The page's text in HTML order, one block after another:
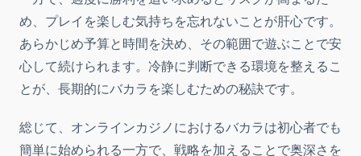
め、プレイを楽しむ気持ちを忘れないことが肝心です。
あらかじめ予算と時間を決め、その範囲で遊ぶことで安
心して続けられます。冷静に判断できる環境を整えるこ
とが、長期的にバカラを楽しむための秘訣です。
総じて、オンラインカジノにおけるバカラは初心者でも
簡単に始められる一方で、戦略を加えることで奥深さを